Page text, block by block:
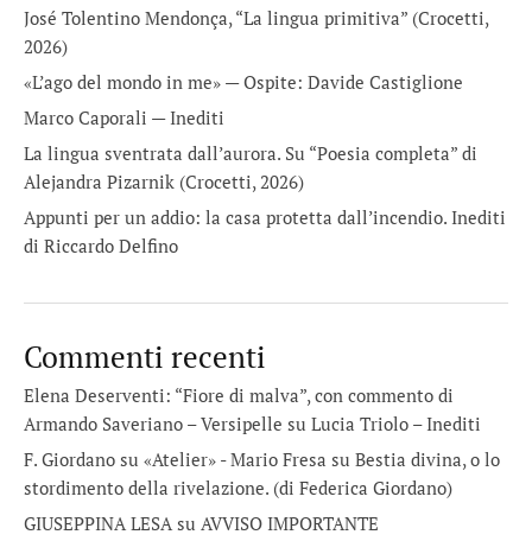
José Tolentino Mendonça, “La lingua primitiva” (Crocetti,
2026)
«L’ago del mondo in me» — Ospite: Davide Castiglione
Marco Caporali — Inediti
La lingua sventrata dall’aurora. Su “Poesia completa” di
Alejandra Pizarnik (Crocetti, 2026)
Appunti per un addio: la casa protetta dall’incendio. Inediti
di Riccardo Delfino
Commenti recenti
Elena Deserventi: “Fiore di malva”, con commento di
Armando Saveriano – Versipelle su Lucia Triolo – Inediti
F. Giordano su «Atelier» - Mario Fresa su Bestia divina, o lo
stordimento della rivelazione. (di Federica Giordano)
GIUSEPPINA LESAsu AVVISO IMPORTANTE